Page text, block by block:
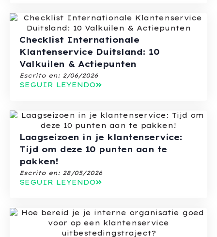
Checklist Internationale
Klantenservice Duitsland: 10
Valkuilen & Actiepunten
Escrito en: 2/06/2026
SEGUIR LEYENDO
Laagseizoen in je klantenservice:
Tijd om deze 10 punten aan te
pakken!
Escrito en: 28/05/2026
SEGUIR LEYENDO